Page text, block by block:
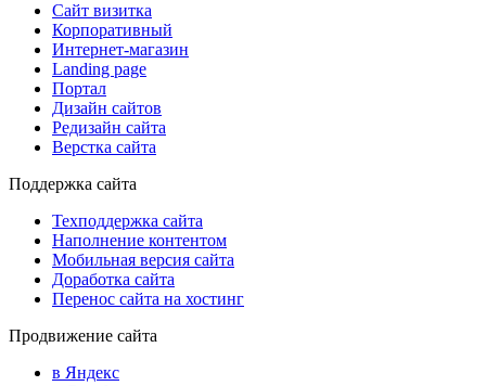
Сайт визитка
Корпоративный
Интернет-магазин
Landing page
Портал
Дизайн сайтов
Редизайн сайта
Верстка сайта
Поддержка сайта
Техподдержка сайта
Наполнение контентом
Мобильная версия сайта
Доработка сайта
Перенос сайта на хостинг
Продвижение сайта
в Яндекс